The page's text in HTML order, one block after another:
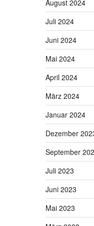
August 2024
Juli 2024
Juni 2024
Mai 2024
April 2024
März 2024
Januar 2024
Dezember
September
Juli 2023
Juni 2023
Mai 2023